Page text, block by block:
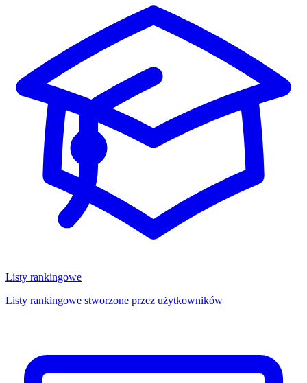
Listy rankingowe
Listy rankingowe stworzone przez użytkowników